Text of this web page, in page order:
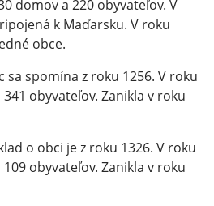
domov a 220 obyvateľov. V
k Maďarsku. V roku
obce.
sa spomína z roku 1256. V roku
obyvateľov. Zanikla v roku
o obci je z roku 1326. V roku
obyvateľov. Zanikla v roku